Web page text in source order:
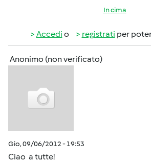
In cima
Accedi o registrati per
Anonimo (non verificato)
Gio, 09/06/2012 - 19:53
Ciao a tutte!